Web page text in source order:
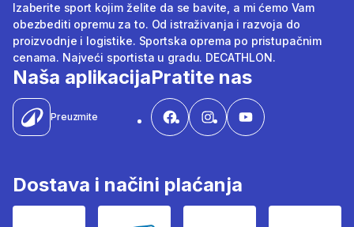
Izaberite sport kojim želite da se bavite, a mi ćemo Vam
obezbediti opremu za to. Od istraživanja i razvoja do
proizvodnje i logistike. Sportska oprema po pristupačnim
cenama. Najveći sportista u gradu. DECATHLON.
Naša aplikacija
Preuzmite
Pratite nas
Dostava i načini plaćanja